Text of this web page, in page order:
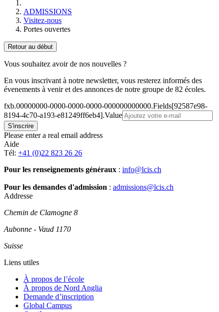
ADMISSIONS
Visitez-nous
Portes ouvertes
Retour au début
Vous souhaitez avoir de nos nouvelles ?
En vous inscrivant à notre newsletter, vous resterez informés des
évenements à venir et des annonces de notre groupe de 82 écoles.
fxb.00000000-0000-0000-0000-000000000000.Fields[92587e98-
8194-4c70-a193-e81249ff6eb4].Value
Please enter a real email address
Aide
Tél: +41 (0)22 823 26 26
Pour les renseignements généraux : info@lcis.ch
Pour les demandes d'admission : admissions@lcis.ch
Addresse
Chemin de Clamogne 8
Aubonne - Vaud 1170
Suisse
Liens utiles
À propos de l’école
À propos de Nord Anglia
Demande d’inscription
Global Campus